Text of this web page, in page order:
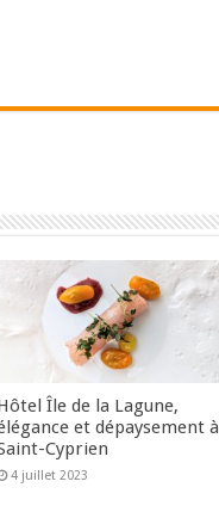
Île de la Lagune,
et dépaysement à
Cyprien
4 juillet 2023